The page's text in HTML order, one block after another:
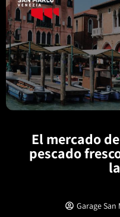
El mercado
pescado
Garage San